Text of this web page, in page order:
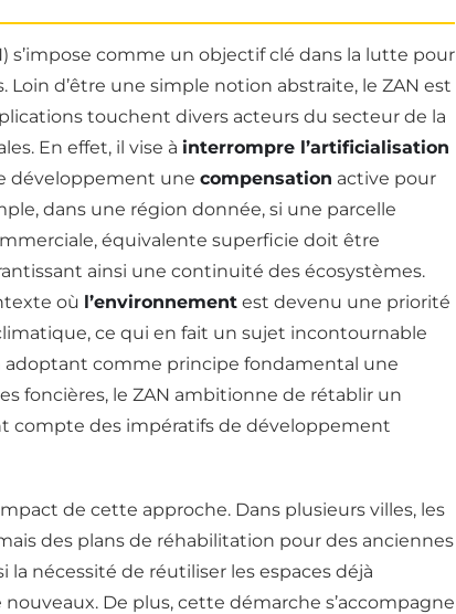
s’impose comme un objectif clé dans la lutte pour
Loin d’être une simple notion abstraite, le ZAN est
touchent divers acteurs du secteur de la
En effet, il vise à interrompre l’artificialisation
développement une compensation active pour
dans une région donnée, si une parcelle
équivalente superficie doit être
ainsi une continuité des écosystèmes.
où l’environnement est devenu une priorité
ce qui en fait un sujet incontournable
adoptant comme principe fondamental une
foncières, le ZAN ambitionne de rétablir un
compte des impératifs de développement
de cette approche. Dans plusieurs villes, les
des plans de réhabilitation pour des anciennes
nécessité de réutiliser les espaces déjà
De plus, cette démarche s’accompagne